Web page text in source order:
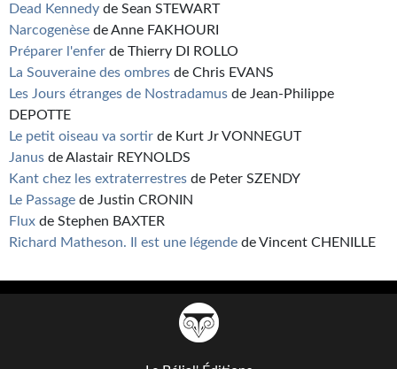
Dead Kennedy de Sean STEWART
Narcogenèse de Anne FAKHOURI
Préparer l'enfer de Thierry DI ROLLO
La Souveraine des ombres de Chris EVANS
Les Jours étranges de Nostradamus de Jean-Philippe
DEPOTTE
Le petit oiseau va sortir de Kurt Jr VONNEGUT
Janus de Alastair REYNOLDS
Kant chez les extraterrestres de Peter SZENDY
Le Passage de Justin CRONIN
Flux de Stephen BAXTER
Richard Matheson. Il est une légende de Vincent CHENILLE